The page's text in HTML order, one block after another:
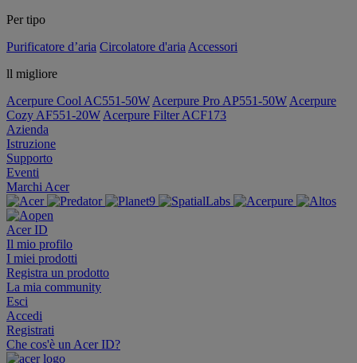
Per tipo
Purificatore d’aria Circolatore d'aria Accessori
ll migliore
Acerpure Cool AC551-50W Acerpure Pro AP551-50W Acerpure
Cozy AF551-20W Acerpure Filter ACF173
Azienda
Istruzione
Supporto
Eventi
Marchi Acer
Acer ID
Il mio profilo
I miei prodotti
Registra un prodotto
La mia community
Esci
Accedi
Registrati
Che cos'è un Acer ID?